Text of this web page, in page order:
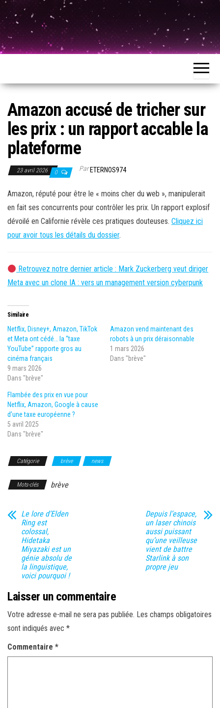
Amazon accusé de tricher sur
les prix : un rapport accable la
plateforme
23 avril 2026 0 ParETERNOS974
Amazon, réputé pour être le « moins cher du web », manipulerait
en fait ses concurrents pour contrôler les prix. Un rapport explosif
dévoilé en Californie révèle ces pratiques douteuses. Cliquez ici
pour avoir tous les détails du dossier.
Retrouvez notre dernier article : Mark Zuckerberg veut diriger
Meta avec un clone IA : vers un management version cyberpunk
Similaire
Netflix, Disney+, Amazon, TikTok
et Meta ont cédé… la “taxe
YouTube” rapporte gros au
cinéma français
9 mars 2026
Dans "brève"
Amazon vend maintenant des
robots à un prix déraisonnable
1 mars 2026
Dans "brève"
Flambée des prix en vue pour
Netflix, Amazon, Google à cause
d’une taxe européenne ?
5 avril 2025
Dans "brève"
Catégorie brève news
Mots-clés brève
Le lore d’Elden
Ring est
colossal,
Hidetaka
Miyazaki est un
génie absolu de
la linguistique,
voici pourquoi !
Depuis l’espace,
un laser chinois
aussi puissant
qu’une veilleuse
vient de battre
Starlink à son
propre jeu
Laisser un commentaire
Votre adresse e-mail ne sera pas publiée. Les champs obligatoires
sont indiqués avec *
Commentaire *